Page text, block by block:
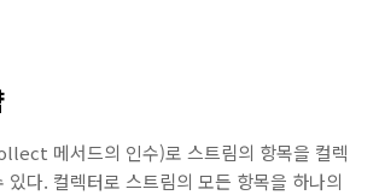
메서드의 인수)로 스트림의 항목을 컬렉
있다. 컬렉터로 스트림의 모든 항목을 하나의